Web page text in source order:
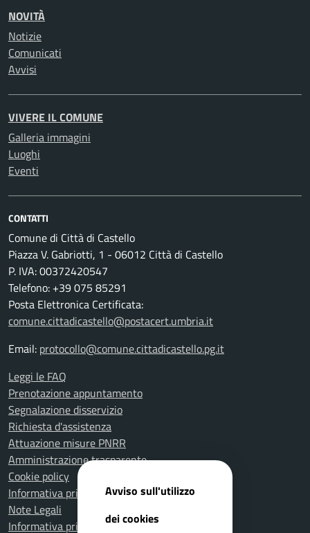
NOVITÀ
Notizie
Comunicati
Avvisi
VIVERE IL COMUNE
Galleria immagini
Luoghi
Eventi
CONTATTI
Comune di Città di Castello
Piazza V. Gabriotti, 1 - 06012 Città di Castello
P. IVA: 00372420547
Telefono: +39 075 85291
Posta Elettronica Certificata:
comune.cittadicastello@postacert.umbria.it
Email: protocollo@comune.cittadicastello.pg.it
Leggi le FAQ
Prenotazione appuntamento
Segnalazione disservizio
Richiesta d'assistenza
Attuazione misure PNRR
Amministrazione trasparente
Cookie policy
Informativa privacy
Note Legali
Informativa privacy Polizia Locale
Avviso sull'utilizzo
dei cookies